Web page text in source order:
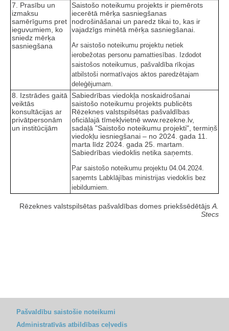
7. Prasību un
izmaksu
samērīgums pret
ieguvumiem, ko
sniedz mērķa
sasniegšana
Saistošo noteikumu projekts ir piemērots
iecerētā mērķa sasniegšanas
nodrošināšanai un paredz tikai to, kas ir
vajadzīgs minētā mērķa sasniegšanai.
Ar saistošo noteikumu projektu netiek
ierobežotas personu pamattiesības. Izdodot
saistošos noteikumus, pašvaldība rīkojas
atbilstoši normatīvajos aktos paredzētajam
deleģējumam.
8. Izstrādes gaitā
veiktās
konsultācijas ar
privātpersonām
un institūcijām
Sabiedrības viedokļa noskaidrošanai
saistošo noteikumu projekts publicēts
Rēzeknes valstspilsētas pašvaldības
oficiālajā tīmekļvietnē www.rezekne.lv,
sadaļā "Saistošo noteikumu projekti", termiņš
viedokļu iesniegšanai – no 2024. gada 11.
marta līdz 2024. gada 25. martam.
Sabiedrības viedoklis netika saņemts.
Par saistošo noteikumu projektu 04.04.2024.
saņemts Labklājības ministrijas viedoklis bez
iebildumiem.
Rēzeknes valstspilsētas pašvaldības domes priekšsēdētājs A.
Stecs
Pašvaldību saistošie noteikumi
Administratīvās atbildības ceļvedis